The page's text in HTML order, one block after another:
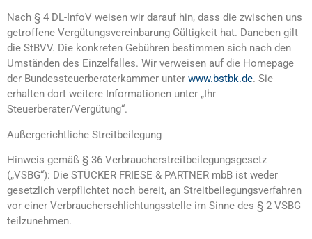
Nach § 4 DL-InfoV weisen wir darauf hin, dass die zwischen uns
getroffene Vergütungsvereinbarung Gültigkeit hat. Daneben gilt
die StBVV. Die konkreten Gebühren bestimmen sich nach den
Umständen des Einzelfalles. Wir verweisen auf die Homepage
der Bundessteuerberaterkammer unter www.bstbk.de. Sie
erhalten dort weitere Informationen unter „Ihr
Steuerberater/Vergütung“.
Außergerichtliche Streitbeilegung
Hinweis gemäß § 36 Verbraucherstreitbeilegungsgesetz
(„VSBG“): Die STÜCKER FRIESE & PARTNER mbB ist weder
gesetzlich verpflichtet noch bereit, an Streitbeilegungsverfahren
vor einer Verbraucherschlichtungsstelle im Sinne des § 2 VSBG
teilzunehmen.